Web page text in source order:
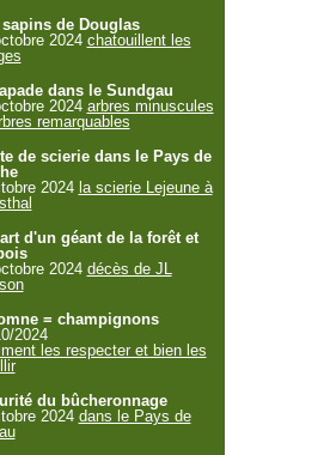
sapins de Douglas
2024 chatouillent les
dans le Sundgau
2024 arbres minuscules
remarquables
de scierie dans le Pays de
2024 la scierie Lejeune à
d'un géant de la forêt et
2024 décès de JL
= champignons
2024
les respecter et bien les
du bûcheronnage
2024 dans le Pays de